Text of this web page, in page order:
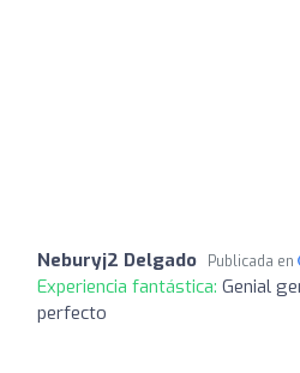
Neburyj2 Delgado Publicada en
Experiencia fantástica: Genial
perfecto